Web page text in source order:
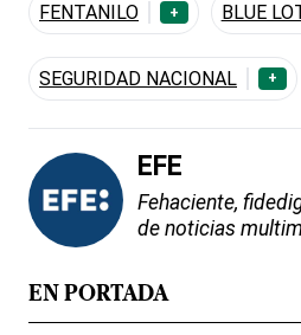
FENTANILO
+ BLUE
SEGURIDAD NACIONAL +
EFE
Fehaciente,
de noticias
EN PORTADA